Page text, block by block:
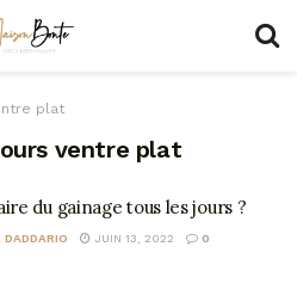
plat
ventre plat
du gainage tous les jours ?
DADDARIO JUIN 13, 2022 0